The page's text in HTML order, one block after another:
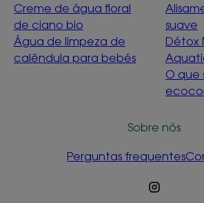
Creme de água floral
de ciano bio
Água de limpeza de
calêndula para bebés
suave
Détox
O que
Sobre nós
Perguntas frequentes